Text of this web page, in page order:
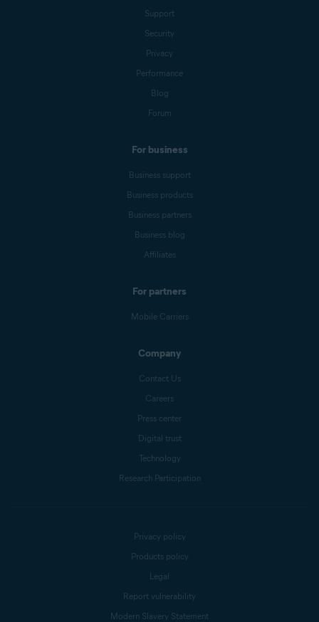
Support
Security
Privacy
Performance
Blog
Forum
For business
Business support
Business products
Business partners
Business blog
Affiliates
For partners
Mobile Carriers
Company
Contact Us
Careers
Press center
Digital trust
Technology
Research Participation
Privacy policy
Products policy
Legal
Report vulnerability
Modern Slavery Statement